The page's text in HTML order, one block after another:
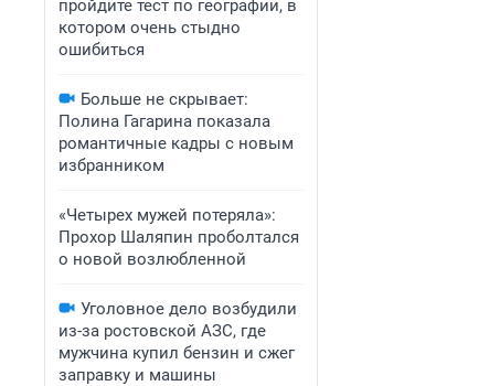
пройдите тест по географии, в
котором очень стыдно
ошибиться
Больше не скрывает:
Полина Гагарина показала
романтичные кадры с новым
избранником
«Четырех мужей потеряла»:
Прохор Шаляпин проболтался
о новой возлюбленной
Уголовное дело возбудили
из-за ростовской АЗС, где
мужчина купил бензин и сжег
заправку и машины